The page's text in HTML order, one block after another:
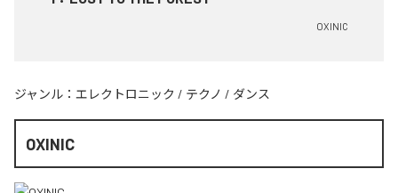
OXINIC
ジャンル： エレクトロニック / テクノ / ダンス
OXINIC